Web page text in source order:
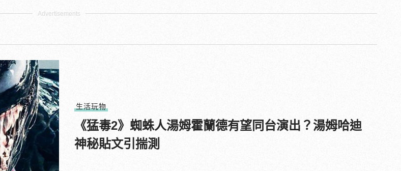
生活玩物
《猛毒2》蜘蛛人湯姆霍蘭德有望同台演出？湯姆哈迪
神秘貼文引揣測